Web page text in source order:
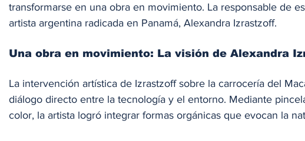
transformarse en una obra en movimiento. La responsable de
artista argentina radicada en Panamá, Alexandra Izrastzoff.
Una obra en movimiento: La visión de Alexandra
La intervención artística de Izrastzoff sobre la carrocería del
diálogo directo entre la tecnología y el entorno. Mediante
color, la artista logró integrar formas orgánicas que evocan la